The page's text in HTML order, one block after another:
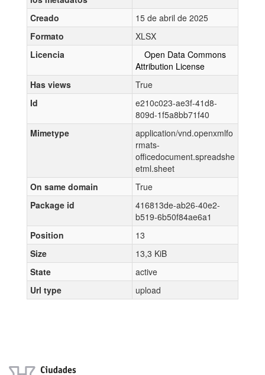
Creado
15 de abril de 2025
Formato
XLSX
Licencia
Open Data Commons
Attribution License
Has views
True
Id
e210c023-ae3f-41d8-
809d-1f5a8bb71f40
Mimetype
application/vnd.openxmlfo
rmats-
officedocument.spreadshe
etml.sheet
On same domain
True
Package id
416813de-ab26-40e2-
b519-6b50f84ae6a1
Position
13
Size
13,3 KiB
State
active
Url type
upload